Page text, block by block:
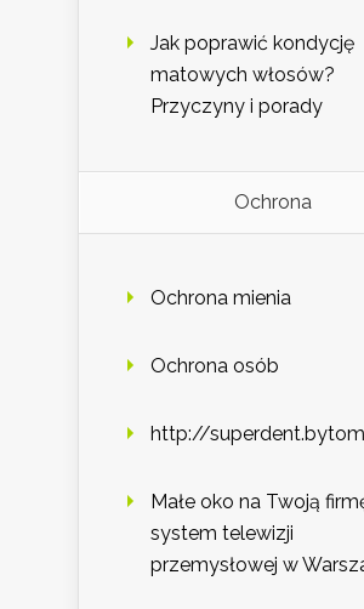
Jak poprawić kondycję
matowych włosów?
Przyczyny i porady
Ochrona
Ochrona mienia
Ochrona osób
http://
Małe oko na Twoją
system telewizji
przemysłowej w